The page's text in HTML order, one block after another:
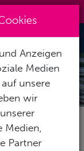
Toggle
Anzeigen
Medien
unsere
wir
Medien,
Partner